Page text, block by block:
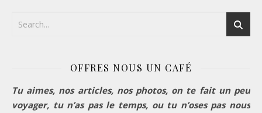
OFFRES NOUS UN CAFÉ
Tu aimes, nos articles, nos photos, on te fait un peu
voyager, tu n’as pas le temps, ou tu n’oses pas nous